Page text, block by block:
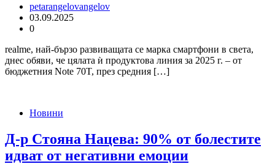
petarangelovangelov
03.09.2025
0
realme, най-бързо развиващата се марка смартфони в света,
днес обяви, че цялата ѝ продуктова линия за 2025 г. – от
бюджетния Note 70T, през средния […]
Новини
Д-р Стояна Нацева: 90% от болестите
идват от негативни емоции